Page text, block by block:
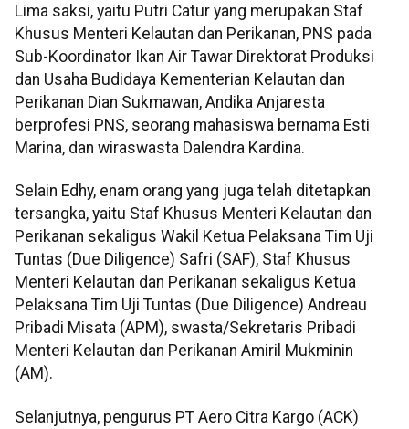
Lima saksi, yaitu Putri Catur yang merupakan Staf
Khusus Menteri Kelautan dan Perikanan, PNS pada
Sub-Koordinator Ikan Air Tawar Direktorat Produksi
dan Usaha Budidaya Kementerian Kelautan dan
Perikanan Dian Sukmawan, Andika Anjaresta
berprofesi PNS, seorang mahasiswa bernama Esti
Marina, dan wiraswasta Dalendra Kardina.
Selain Edhy, enam orang yang juga telah ditetapkan
tersangka, yaitu Staf Khusus Menteri Kelautan dan
Perikanan sekaligus Wakil Ketua Pelaksana Tim Uji
Tuntas (Due Diligence) Safri (SAF), Staf Khusus
Menteri Kelautan dan Perikanan sekaligus Ketua
Pelaksana Tim Uji Tuntas (Due Diligence) Andreau
Pribadi Misata (APM), swasta/Sekretaris Pribadi
Menteri Kelautan dan Perikanan Amiril Mukminin
(AM).
Selanjutnya, pengurus PT Aero Citra Kargo (ACK)